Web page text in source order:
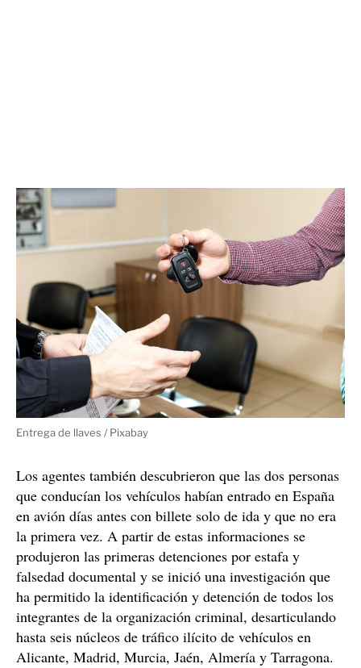
Entrega de llaves / Pixabay
Los agentes también descubrieron que las dos personas
que conducían los vehículos habían entrado en España
en avión días antes con billete solo de ida y que no era
la primera vez. A partir de estas informaciones se
produjeron las primeras detenciones por estafa y
falsedad documental y se inició una investigación que
ha permitido la identificación y detención de todos los
integrantes de la organización criminal, desarticulando
hasta seis núcleos de tráfico ilícito de vehículos en
Alicante, Madrid, Murcia, Jaén, Almería y Tarragona.